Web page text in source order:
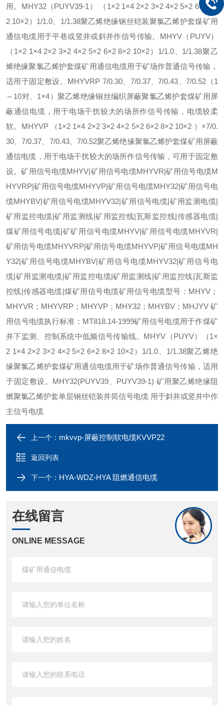
用。MHY32（PUYV39-1） （1×2 1×4 2×2 3×2 4×2 5×2 6×2 8×
2 10×2）1/1.0、1/1.38聚乙烯绝缘钢丝铠装聚氯乙烯护套煤矿用
通信电缆用于平巷或竖井或斜井作信号传输。MHYV（PUYV）
（1×2 1×4 2×2 3×2 4×2 5×2 6×2 8×2 10×2）1/1.0、1/1.38聚乙
烯绝缘聚氯乙烯护套煤矿用通信电缆用于矿场作普通信号传输，
适用于固定敷设。MHYVRP 7/0.30、7/0.37、7/0.43、7/0.52（1
～10对、1×4）聚乙烯绝缘铜丝编织屏蔽聚氯乙烯护套煤矿用屏
蔽通信电缆，用于电场干扰较大的场所作信号传输，电缆较柔
软。MHYVP （1×2 1×4 2×2 3×2 4×2 5×2 6×2 8×2 10×2 ）×7/0.
30、7/0.37、7/0.43、7/0.52聚乙烯绝缘聚氯乙烯护套煤矿用屏蔽
通信电缆，用于电场干扰较大的场所作信号传输，可用于固定敷
设。矿用信号电缆MHYV|矿用信号电缆MHYVR|矿用信号电缆M
HYVRP|矿用信号电缆MHYVP|矿用信号电缆MHY32|矿用信号电
缆MHYBV|矿用信号电缆MHYV32|矿用信号电缆|矿用监测电缆|
矿用监控电缆|矿用监测线|矿用监控线|瓦斯监控线|传感器电缆|
煤矿用信号电缆|矿矿用信号电缆MHYV|矿用信号电缆MHYVR|
矿用信号电缆MHYVRP|矿用信号电缆MHYVP|矿用信号电缆MH
Y32|矿用信号电缆MHYBV|矿用信号电缆MHYV32|矿用信号电
缆|矿用监测电缆|矿用监控电缆|矿用监测线|矿用监控线|瓦斯监
控线|传感器电缆|煤矿用信号电缆矿用信号电缆型号：MHYV；
MHYVR；MHYVRP；MHYVP；MHY32；MHYBV；MHJYV矿
用信号电缆执行标准：MT818.14-1999矿用信号电缆用于作煤矿
井下监测、控制系统中低频信号传输线。MHYV（PUYV）（1×
2 1×4 2×2 3×2 4×2 5×2 6×2 8×2 10×2）1/1.0、1/1.38聚乙烯绝
缘聚氯乙烯护套煤矿用通信电缆用于矿场作普通信号传输，适用
于固定敷设。MHY32(PUYV39、PUYV39-1) 矿用聚乙烯绝缘阻
燃聚氯乙烯护套单层钢丝铠装井筒信号电缆 用于斜井或竖井中作
主信号电缆
上一个： mkvvp-屏蔽控制软电缆KVVP22
返回列表
下一个： HYA-WDZ-HYA 阻燃通信电缆
在线留言
ONLINE MESSAGE